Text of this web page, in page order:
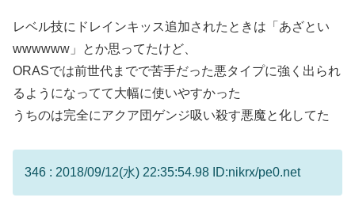
レベル技にドレインキッス追加されたときは「あざとい
wwwwww」とか思ってたけど、
ORASでは前世代までで苦手だった悪タイプに強く出られ
るようになってて大幅に使いやすかった
うちのは完全にアクア団ゲンジ吸い殺す悪魔と化してた
346 : 2018/09/12(水) 22:35:54.98 ID:nikrx/pe0.net